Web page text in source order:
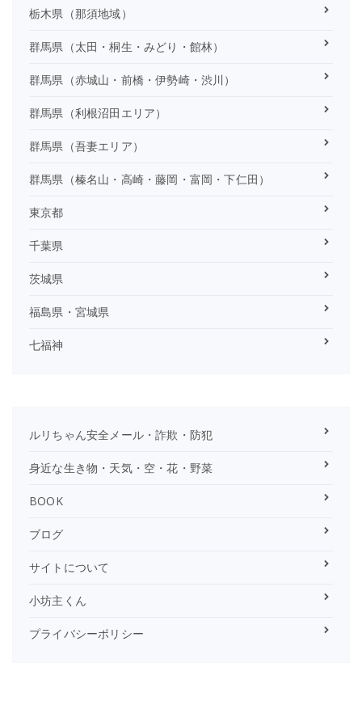
栃木県（那須地域）
群馬県（太田・桐生・みどり・館林）
群馬県（赤城山・前橋・伊勢崎・渋川）
群馬県（利根沼田エリア）
群馬県（吾妻エリア）
群馬県（榛名山・高崎・藤岡・富岡・下仁田）
東京都
千葉県
茨城県
福島県・宮城県
七福神
ルリちゃん安全メール・詐欺・防犯
身近な生き物・天気・空・花・野菜
BOOK
ブログ
サイトについて
小坊主くん
プライバシーポリシー